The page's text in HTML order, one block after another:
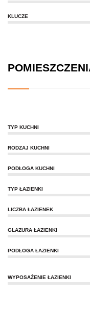
KLUCZE
TYP KUCHNI
RODZAJ KUCHNI
PODŁOGA KUCHNI
TYP ŁAZIENKI
LICZBA ŁAZIENEK
GLAZURA ŁAZIENKI
PODŁOGA ŁAZIENKI
WYPOSAŻENIE ŁAZIENKI